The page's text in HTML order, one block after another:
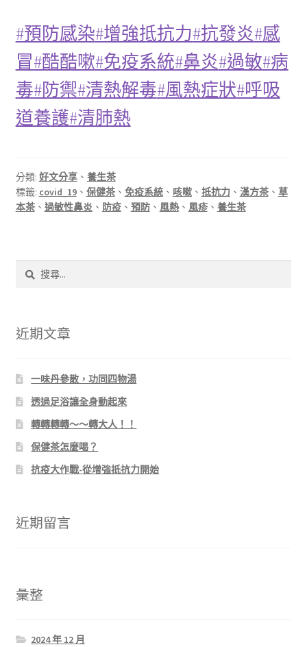
#預防感染#增強抵抗力#抗發炎#感
冒#酷酷嗽#免疫系統#鼻炎#過敏#病
毒#防禦#清熱解毒#風熱症狀#呼吸
道養護#清肺熱
分類: 好文分享、 養生茶
標籤: covid_19、 保健茶、 免疫系統、 咳嗽、 抵抗力、 漢方茶、 草
本茶、 過敏性鼻炎 、 防疫、 預防、 風熱、 風疹、 養生茶
字:
近期文章
一味丹參散，功同四物湯
透過足浴讓全身動起來
轉轉轉轉～～轉大人！！
保健茶怎麼喝？
抗疫大作戰-從增強抵抗力開始
近期留言
彙整
2024 年 12 月